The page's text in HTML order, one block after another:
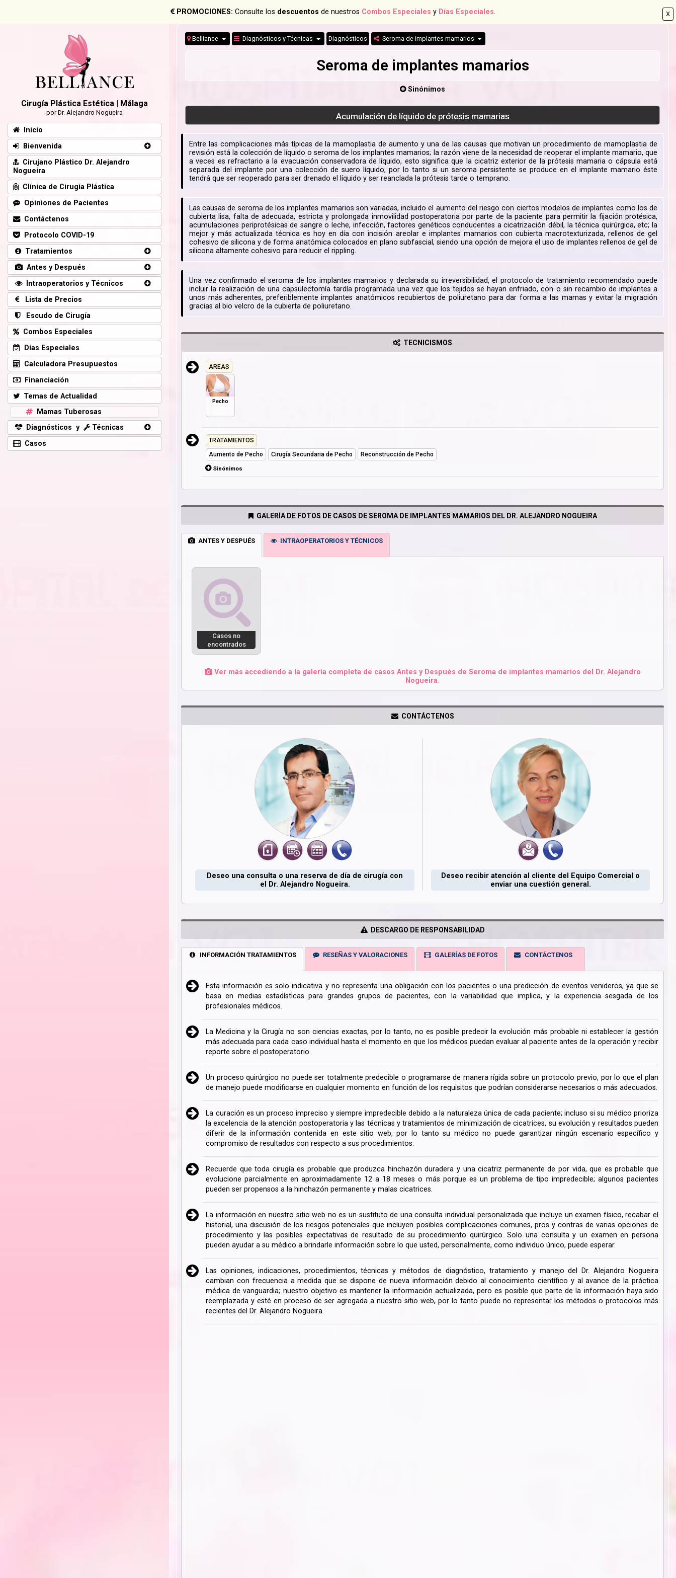
X
PROMOCIONES: Consulte los descuentos de nuestros Combos Especiales y Días Especiales.
Belliance Diagnósticos y Técnicas Diagnósticos Seroma de implantes mamarios
Seroma de implantes mamarios
Sinónimos
Acumulación de líquido de prótesis mamarias
Entre las complicaciones más típicas de la mamoplastia de aumento y una de las causas que motivan un procedimiento de mamoplastia de
revisión está la colección de líquido o seroma de los implantes mamarios; la razón viene de la necesidad de reoperar el implante mamario, que
a veces es refractario a la evacuación conservadora de líquido, esto significa que la cicatriz exterior de la prótesis mamaria o cápsula está
separada del implante por una colección de suero líquido, por lo tanto si un seroma persistente se produce en el implante mamario éste
tendrá que ser reoperado para ser drenado el líquido y ser reanclada la prótesis tarde o temprano.
Las causas de seroma de los implantes mamarios son variadas, incluido el aumento del riesgo con ciertos modelos de implantes como los de
cubierta lisa, falta de adecuada, estricta y prolongada inmovilidad postoperatoria por parte de la paciente para permitir la fijación protésica,
acumulaciones periprotésicas de sangre o leche, infección, factores genéticos conducentes a cicatrización débil, la técnica quirúrgica, etc; la
mejor y más actualizada técnica es hoy en día con incisión areolar e implantes mamarios con cubierta macrotexturizada, rellenos de gel
cohesivo de silicona y de forma anatómica colocados en plano subfascial, siendo una opción de mejora el uso de implantes rellenos de gel de
silicona altamente cohesivo para reducir el rippling.
Una vez confirmado el seroma de los implantes mamarios y declarada su irreversibilidad, el protocolo de tratamiento recomendado puede
incluir la realización de una capsulectomía tardía programada una vez que los tejidos se hayan enfriado, con o sin recambio de implantes a
unos más adherentes, preferiblemente implantes anatómicos recubiertos de poliuretano para dar forma a las mamas y evitar la migración
gracias al bio velcro de la cubierta de poliuretano.
TECNICISMOS
AREAS
Pecho
TRATAMIENTOS
Aumento de Pecho
Cirugía Secundaria de Pecho
Reconstrucción de Pecho
Sinónimos
GALERÍA DE FOTOS DE CASOS DE SEROMA DE IMPLANTES MAMARIOS DEL DR. ALEJANDRO NOGUEIRA
ANTES Y DESPUÉS INTRAOPERATORIOS Y TÉCNICOS
Casos no
encontrados
Ver más accediendo a la galería completa de casos Antes y Después de Seroma de implantes mamarios del Dr. Alejandro
Nogueira.
CONTÁCTENOS
Deseo una consulta o una reserva de día de cirugía con
el Dr. Alejandro Nogueira.
Deseo recibir atención al cliente del Equipo Comercial o
enviar una cuestión general.
DESCARGO DE RESPONSABILIDAD
INFORMACIÓN TRATAMIENTOS RESEÑAS Y VALORACIONES GALERÍAS DE FOTOS CONTÁCTENOS
Esta información es solo indicativa y no representa una obligación con los pacientes o una predicción de eventos venideros, ya que se
basa en medias estadísticas para grandes grupos de pacientes, con la variabilidad que implica, y la experiencia sesgada de los
profesionales médicos.
La Medicina y la Cirugía no son ciencias exactas, por lo tanto, no es posible predecir la evolución más probable ni establecer la gestión
más adecuada para cada caso individual hasta el momento en que los médicos puedan evaluar al paciente antes de la operación y recibir
reporte sobre el postoperatorio.
Un proceso quirúrgico no puede ser totalmente predecible o programarse de manera rígida sobre un protocolo previo, por lo que el plan
de manejo puede modificarse en cualquier momento en función de los requisitos que podrían considerarse necesarios o más adecuados.
La curación es un proceso impreciso y siempre impredecible debido a la naturaleza única de cada paciente; incluso si su médico prioriza
la excelencia de la atención postoperatoria y las técnicas y tratamientos de minimización de cicatrices, su evolución y resultados pueden
diferir de la información contenida en este sitio web, por lo tanto su médico no puede garantizar ningún escenario específico y
compromiso de resultados con respecto a sus procedimientos.
Recuerde que toda cirugía es probable que produzca hinchazón duradera y una cicatriz permanente de por vida, que es probable que
evolucione parcialmente en aproximadamente 12 a 18 meses o más porque es un problema de tipo impredecible; algunos pacientes
pueden ser propensos a la hinchazón permanente y malas cicatrices.
La información en nuestro sitio web no es un sustituto de una consulta individual personalizada que incluye un examen físico, recabar el
historial, una discusión de los riesgos potenciales que incluyen posibles complicaciones comunes, pros y contras de varias opciones de
procedimiento y las posibles expectativas de resultado de su procedimiento quirúrgico. Solo una consulta y un examen en persona
pueden ayudar a su médico a brindarle información sobre lo que usted, personalmente, como individuo único, puede esperar.
Las opiniones, indicaciones, procedimientos, técnicas y métodos de diagnóstico, tratamiento y manejo del Dr. Alejandro Nogueira
cambian con frecuencia a medida que se dispone de nueva información debido al conocimiento científico y al avance de la práctica
médica de vanguardia; nuestro objetivo es mantener la información actualizada, pero es posible que parte de la información haya sido
reemplazada y esté en proceso de ser agregada a nuestro sitio web, por lo tanto puede no representar los métodos o protocolos más
recientes del Dr. Alejandro Nogueira.
Cirugía Plástica Estética | Málaga
por Dr. Alejandro Nogueira
Inicio
Bienvenida
Cirujano Plástico Dr. Alejandro
Nogueira
Clínica de Cirugía Plástica
Opiniones de Pacientes
Contáctenos
Protocolo COVID-19
Tratamientos
Antes y Después
Intraoperatorios y Técnicos
Lista de Precios
Escudo de Cirugía
Combos Especiales
Días Especiales
Calculadora Presupuestos
Financiación
Temas de Actualidad
Mamas Tuberosas
Diagnósticos y
Técnicas
Casos